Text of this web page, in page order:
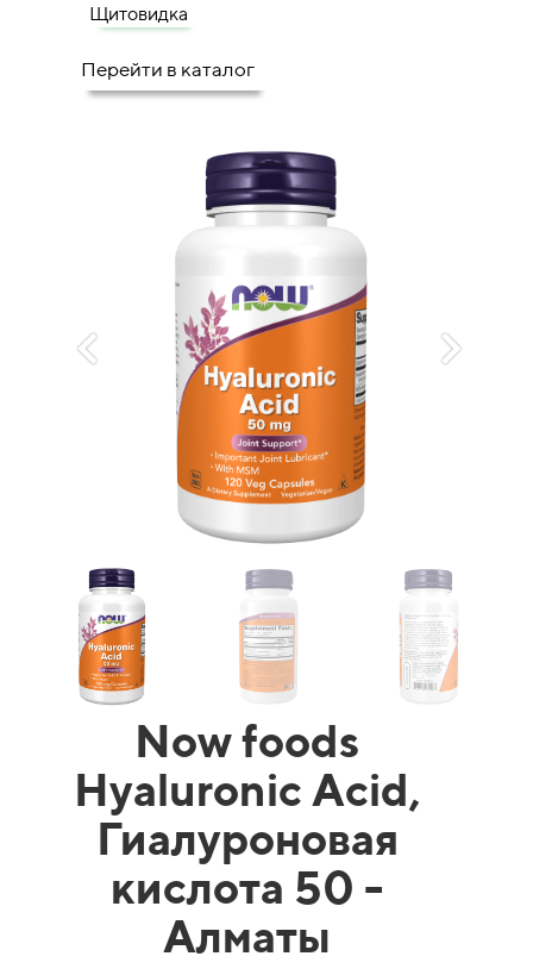
Щитовидка
Перейти в каталог
Now foods
Hyaluronic Acid,
Гиалуроновая
кислота 50 -
Алматы